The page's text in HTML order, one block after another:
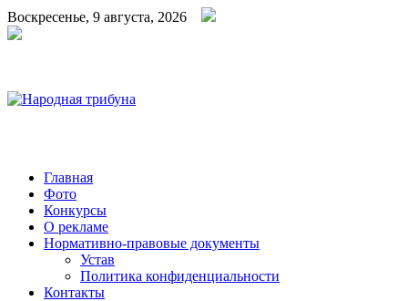
Воскресенье, 9 августа, 2026
Народная трибуна
Калининская районная газета
Главная
Фото
Конкурсы
О рекламе
Нормативно-правовые документы
Устав
Политика конфиденциальности
Контакты